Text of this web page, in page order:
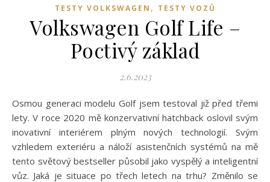
TESTY VOLKSWAGEN , TESTY VOZŮ
Volkswagen Golf Life –
Poctivý základ
2.6.2023
Osmou generaci modelu Golf jsem testoval již před třemi
lety. V roce 2020 mě konzervativní hatchback oslovil svým
inovativní interiérem plným nových technologií. Svým
vzhledem exteriéru a náloží asistenčních systémů na mě
tento světový bestseller působil jako vyspělý a inteligentní
vůz. Jaká je situace po třech letech na trhu? Změnilo se